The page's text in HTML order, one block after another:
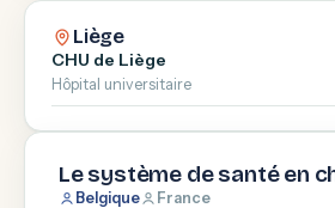
Liège
CHU de Liège
Hôpital universitaire
Le système de santé en
Belgique France